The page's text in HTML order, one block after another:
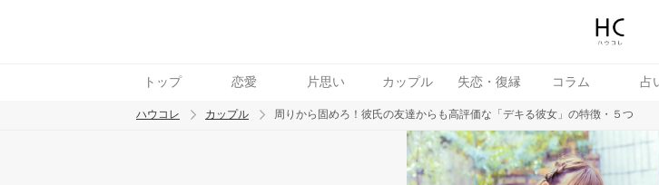
トップ 恋愛 片思い カップル 失恋・復縁 コラム 占
ハウコレ カップル 周りから固めろ！彼氏の友達からも高評価な「デキる彼女」の特徴・５つ